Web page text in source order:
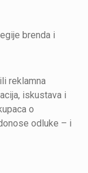
brenda i
reklamna
iskustava i
o
odluke – i